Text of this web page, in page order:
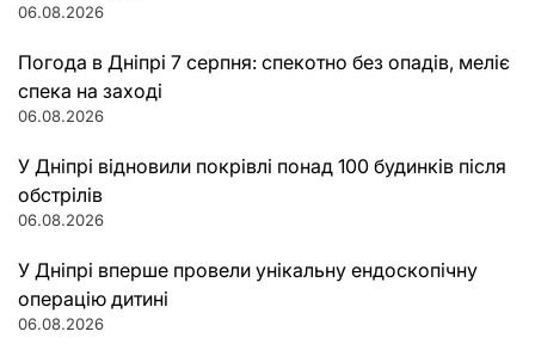
06.08.2026
Погода в Дніпрі 7 серпня: спекотно без опадів, меліє
спека на заході
06.08.2026
У Дніпрі відновили покрівлі понад 100 будинків після
обстрілів
06.08.2026
У Дніпрі вперше провели унікальну ендоскопічну
операцію дитині
06.08.2026